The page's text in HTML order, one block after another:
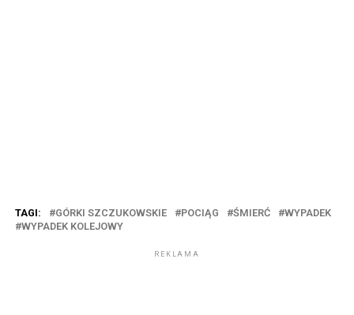
TAGI: GÓRKI SZCZUKOWSKIE POCIĄG ŚMIERĆ
WYPADEK
WYPADEK KOLEJOWY
REKLAMA